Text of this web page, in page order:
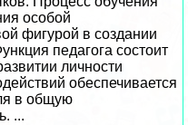
особой
фигурой в создании
педагога состоит
личности
обеспечивается
в общую
...